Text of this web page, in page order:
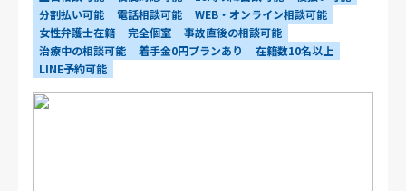
分割払い可能
電話相談可能
WEB・オンライン相談可能
女性弁護士在籍
完全個室
事故直後の相談可能
治療中の相談可能
着手金0円プランあり
在籍数10名以上
LINE予約可能